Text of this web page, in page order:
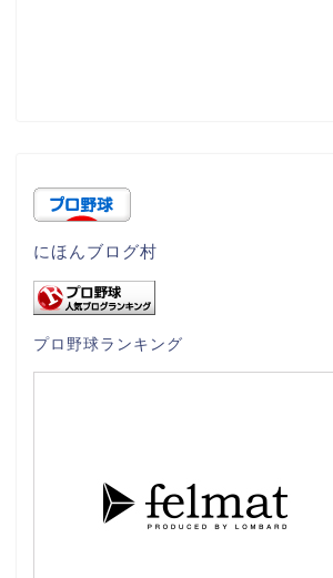
にほんブログ村
プロ野球ランキング